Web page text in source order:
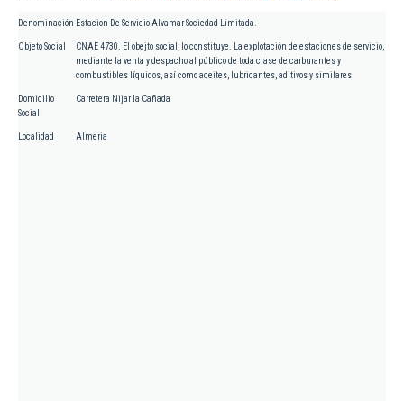
Denominación Estacion De Servicio Alvamar Sociedad Limitada.
Objeto Social
CNAE 4730. El obejto social, lo constituye. La explotación de estaciones de servicio,
mediante la venta y despacho al público de toda clase de carburantes y
combustibles líquidos, así como aceites, lubricantes, aditivos y similares
Domicilio
Social
Carretera Nijar la Cañada
Localidad Almeria